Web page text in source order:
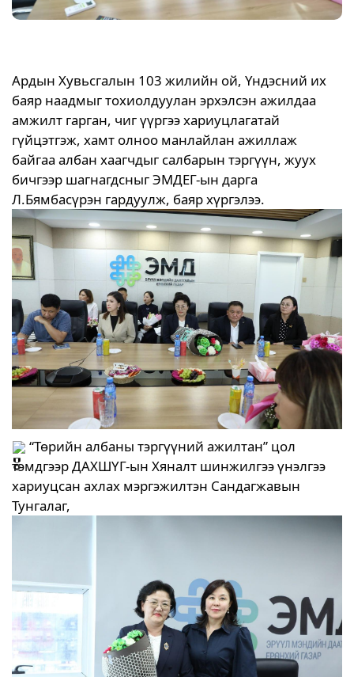
Ардын Хувьсгалын 103 жилийн ой, Үндэсний их
баяр наадмыг тохиолдуулан эрхэлсэн ажилдаа
амжилт гарган, чиг үүргээ хариуцлагатай
гүйцэтгэж, хамт олноо манлайлан ажиллаж
байгаа албан хаагчдыг салбарын тэргүүн, жуух
бичгээр шагнагдсныг ЭМДЕГ-ын дарга
Л.Бямбасүрэн гардуулж, баяр хүргэлээ.
“Төрийн албаны тэргүүний ажилтан” цол
тэмдгээр ДАХШҮГ-ын Хяналт шинжилгээ үнэлгээ
хариуцсан ахлах мэргэжилтэн Сандагжавын
Тунгалаг,